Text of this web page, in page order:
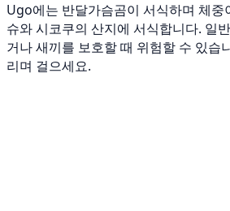
Ugo에는 반달가슴곰이 서식하며 체
슈와 시코쿠의 산지에 서식합니다. 일
거나 새끼를 보호할 때 위험할 수 있습
리며 걸으세요.